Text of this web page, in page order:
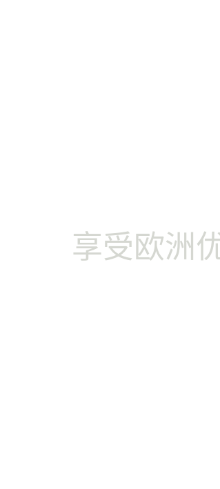
享受欧洲